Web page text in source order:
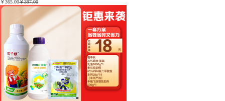
￥365.00￥397.00